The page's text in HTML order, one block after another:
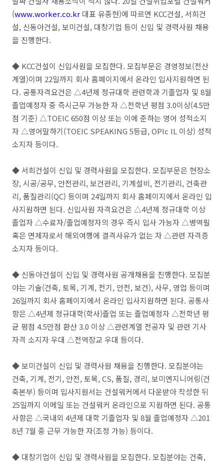
(www.worker.co.kr 대표 유종현)에 따르면 KCC건설, 서희건
설, 신동아건설, 보미건설, 대창기업 등이 신입 및 경력사원 채용
을 진행한다.
◆ KCC건설이 신입사원을 모집한다. 모집부문은 경영정보(전산
계열)이며 22일까지 회사 홈페이지에서 온라인 입사지원하면 된
다. 공통자격요건은 △4년제 정규대학 관련학과 기졸업자 및 8월
졸업예정자 중 즉시근무 가능한 자 △전학년 평점 3.0이상(4.5만
점 기준) △TOEIC 650점 이상 또는 이에 준하는 영어 성적소지
자 △영어말하기(TOEIC SPEAKING 5등급, OPIc IL 이상) 성적
소지자 등이다.
◆ 서희건설이 신입 및 경력사원을 모집한다. 모집부문은 현장소
장, 시공/공무, 안전관리, 보건관리, 기계설비, 전기관리, 건축관
리, 품질관리(QC) 등이며 24일까지 회사 홈페이지에서 온라인 입
사지원하면 된다. 신입사원 자격요건은 △4년제 정규대학 이상
졸업자 △수료자/졸업예정자의 경우 즉시 입사 가능자 △병역필
혹은 면제자로서 해외여행에 결격사유가 없는 자 △관련 자격증
소지자 등이다.
◆ 신동아건설이 신입 및 경력사원 공개채용을 진행한다. 모집분
야는 기술(건축, 토목, 기계, 전기, 안전, 보건), 사무, 영업 등이며
26일까지 회사 홈페이지에서 온라인 입사지원하면 된다. 공통사
항은 △4년제 정규대학(학사)졸업 또는 졸업예정자 △전학년 평
균 평점 4.5만점 환산 3.0 이상 △관련계열 전공자 및 관련 기사
자격 소지자 우대 △전역장교 우대 등이다.
◆ 보미건설이 신입 및 경력사원 채용을 진행한다. 모집분야는
건축, 기계, 전기, 안전, 토목, CS, 품질, 경리, 보미엔지니어링(건
축본부) 등이며 입사지원서는 건설워커에서 다운받아 작성한 뒤
25일까지 이메일 또는 건설워커 온라인으로 지원하면 된다. 공통
사항은 △국내외 4년제 대학 기졸업자 및 8월 졸업예정자 △201
8년 7월 중 근무 가능한 자(조정 가능) 등이다.
◆ 대창기업이 신입 및 경력사원을 모집한다. 모집분야는 건축,